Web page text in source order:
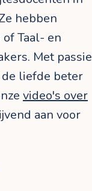
hebben
Taal- en
Met passie
de liefde beter
video's over
aan voor